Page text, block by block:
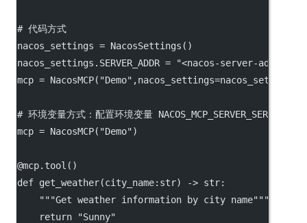
# 代码方式
nacos_settings = NacosSettings()
nacos_settings. SERVER_ADDR =
"<nacos-server-addr>
mcp = NacosMCP( "Demo" ,nacos_settings=nacos_settings)
# 环境变量方式：配置环境变量
mcp = NacosMCP( "Demo")
@mcp.tool ()
def get_weather(city_name: str) -> str:
"""Get weather information by city name"""
return
"Sunny"